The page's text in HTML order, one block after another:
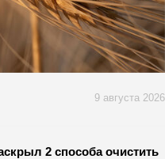
9 августа 2026
2 способа очистить